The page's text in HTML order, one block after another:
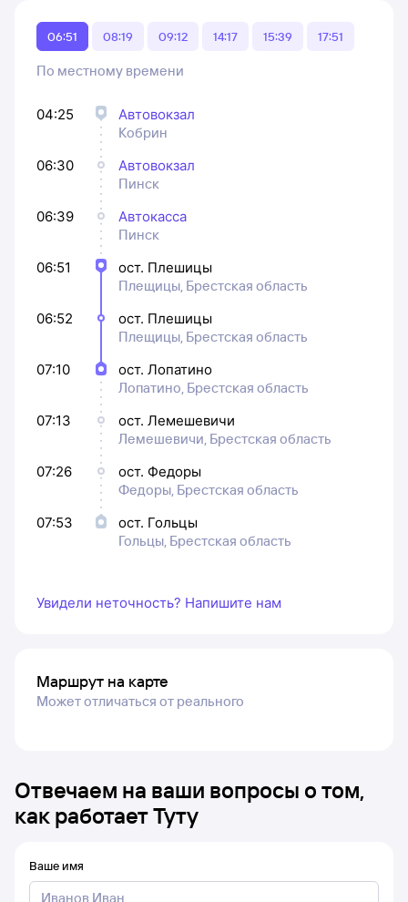
06:51 08:19 09:12 14:17 15:39 17:51
По местному времени
04:25
Автовокзал
Кобрин
06:30
Автовокзал
Пинск
06:39
Автокасса
Пинск
06:51
ост. Плешицы
Плещицы, Брестская область
06:52
ост. Плешицы
Плещицы, Брестская область
07:10
ост. Лопатино
Лопатино, Брестская область
07:13
ост. Лемешевичи
Лемешевичи, Брестская область
07:26
ост. Федоры
Федоры, Брестская область
07:53
ост. Гольцы
Гольцы, Брестская область
Увидели неточность? Напишите нам
Маршрут на карте
Может отличаться от реального
Отвечаем на ваши вопросы о том,
как работает Туту
Ваше имя